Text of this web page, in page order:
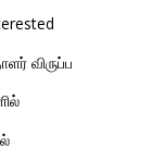
விருப்ப